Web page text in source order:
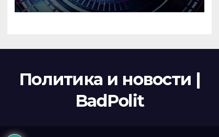
Политика и новости |
BadPolit